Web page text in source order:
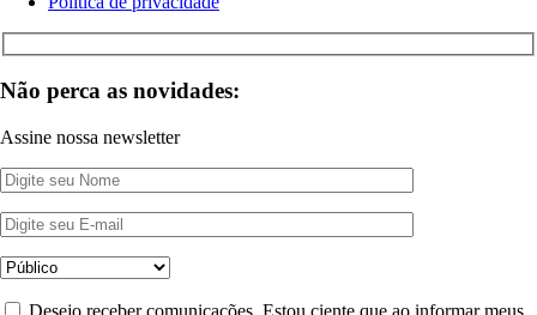
Não perca as novidades:
Assine nossa newsletter
Desejo receber comunicações. Estou ciente que ao informar meus